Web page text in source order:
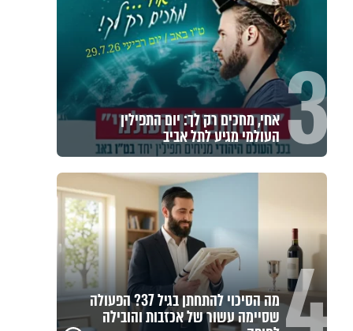
3 אחי, מחכים רק לך: יום התפילין
העולמי מגיע לתל אביב
מה הסיכוי להתחתן בגיל 37? הפעולה
שסיימה עשור של אכזבות והובילה